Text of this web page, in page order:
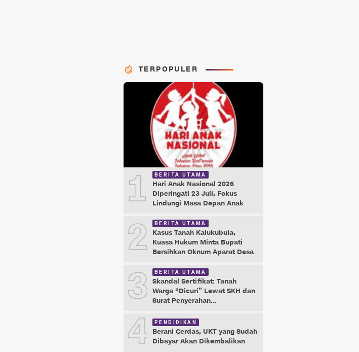
TERPOPULER
1 BERITA UTAMA
Hari Anak Nasional 2026
Diperingati 23 Juli, Fokus
Lindungi Masa Depan Anak
2 BERITA UTAMA
Kasus Tanah Kalukubula,
Kuasa Hukum Minta Bupati
Bersihkan Oknum Aparat Desa
3 BERITA UTAMA
Skandal Sertifikat: Tanah
Warga “Dicuri” Lewat SKH dan
Surat Penyerahan
4 PENDIDIKAN
Berani Cerdas, UKT yang Sudah
Dibayar Akan Dikembalikan